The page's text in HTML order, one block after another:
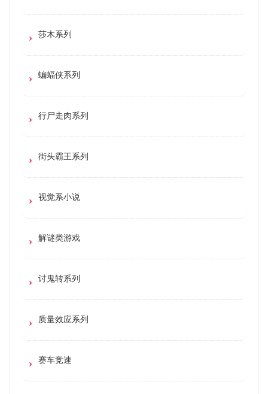
莎木系列
蝙蝠侠系列
行尸走肉系列
街头霸王系列
视觉系小说
解谜类游戏
讨鬼转系列
质量效应系列
赛车竞速